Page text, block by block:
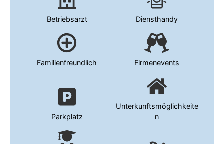
Betriebsarzt Diensthandy
Familienfreundlich Firmenevents
Parkplatz
Unterkunftsmöglichkeite
n